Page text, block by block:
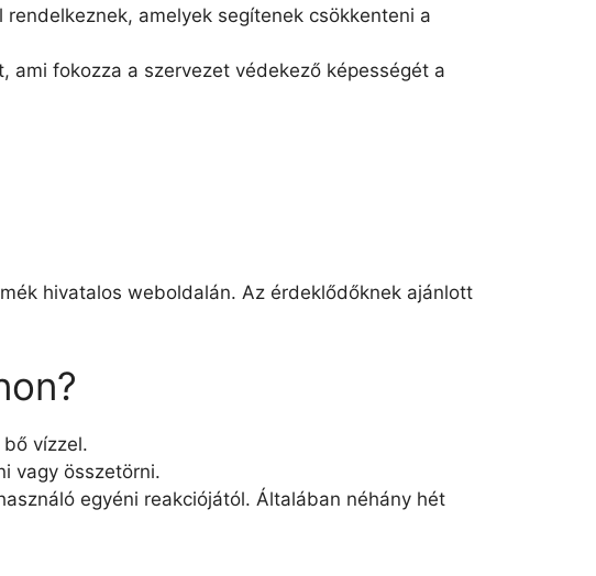
amelyek segítenek csökkenteni a
ami fokozza a szervezet védekező képességét a
hivatalos weboldalán. Az érdeklődőknek ajánlott
vízzel.
vagy összetörni.
egyéni reakciójától. Általában néhány hét